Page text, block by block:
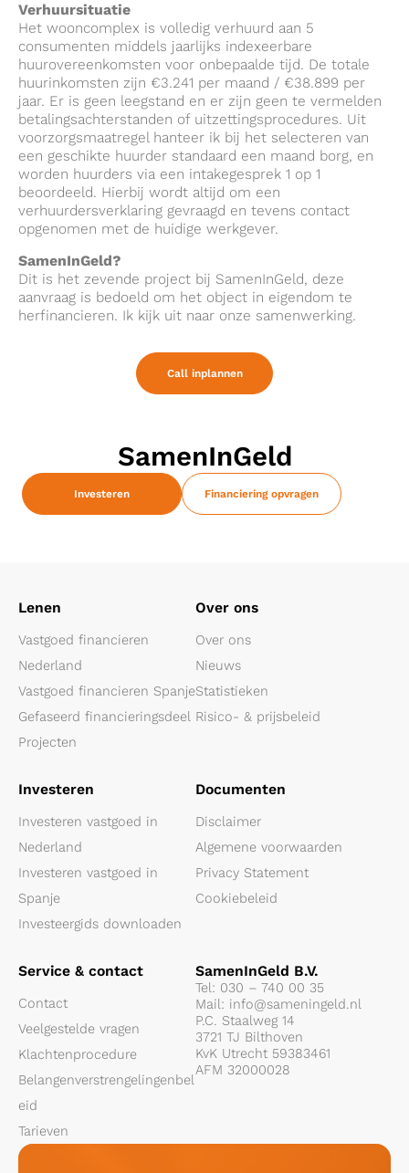
Verhuursituatie
Het wooncomplex is volledig verhuurd aan 5
consumenten middels jaarlijks indexeerbare
huurovereenkomsten voor onbepaalde tijd. De totale
huurinkomsten zijn €3.241 per maand / €38.899 per
jaar. Er is geen leegstand en er zijn geen te vermelden
betalingsachterstanden of uitzettingsprocedures. Uit
voorzorgsmaatregel hanteer ik bij het selecteren van
een geschikte huurder standaard een maand borg, en
worden huurders via een intakegesprek 1 op 1
beoordeeld. Hierbij wordt altijd om een
verhuurdersverklaring gevraagd en tevens contact
opgenomen met de huidige werkgever.
SamenInGeld?
Dit is het zevende project bij SamenInGeld, deze
aanvraag is bedoeld om het object in eigendom te
herfinancieren. Ik kijk uit naar onze samenwerking.
Call inplannen
SamenInGeld
Investeren Financiering opvragen
Lenen
Vastgoed financieren
Nederland
Vastgoed financieren Spanje
Gefaseerd financieringsdeel
Projecten
Over ons
Over ons
Nieuws
Statistieken
Risico- & prijsbeleid
Investeren
Investeren vastgoed in
Nederland
Investeren vastgoed in
Spanje
Investeergids downloaden
Documenten
Disclaimer
Algemene voorwaarden
Privacy Statement
Cookiebeleid
Service & contact
Contact
Veelgestelde vragen
Klachtenprocedure
Belangenverstrengelingenbel
eid
Tarieven
SamenInGeld B.V.
Tel: 030 – 740 00 35
Mail: info@sameningeld.nl
P.C. Staalweg 14
3721 TJ Bilthoven
KvK Utrecht 59383461
AFM 32000028